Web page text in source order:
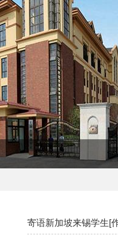
寄语新加坡来锡学生[